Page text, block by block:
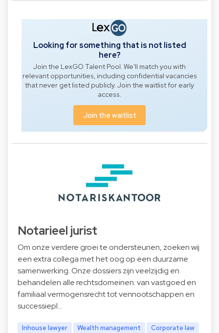
Looking for something that is not listed
here?
Join the LexGO Talent Pool. We'll match you with
relevant opportunities, including confidential vacancies
that never get listed publicly. Join the waitlist for early
access.
Join the waitlist
Notarieel jurist
Om onze verdere groei te ondersteunen, zoeken wij
een extra collega met het oog op een duurzame
samenwerking. Onze dossiers zijn veelzijdig en
behandelen alle rechtsdomeinen: van vastgoed en
familiaal vermogensrecht tot vennootschappen en
successiepl…
Inhouse lawyer Wealth management
Corporate law